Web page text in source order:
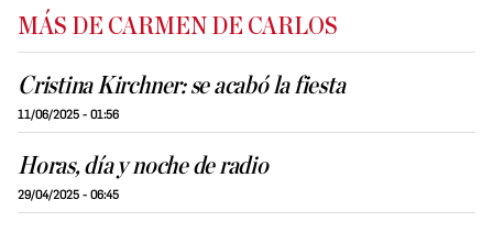
MÁS DE CARMEN DE CARLOS
Cristina Kirchner: se acabó la fiesta
11/06/2025 - 01:56
Horas, día y noche de radio
29/04/2025 - 06:45